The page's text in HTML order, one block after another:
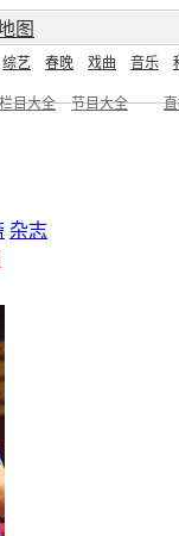
图
综艺 春晚 戏曲 音乐
栏目大全 节目大全
杂志